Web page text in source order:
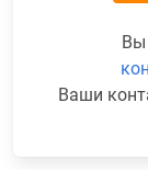
Вы
Ваши